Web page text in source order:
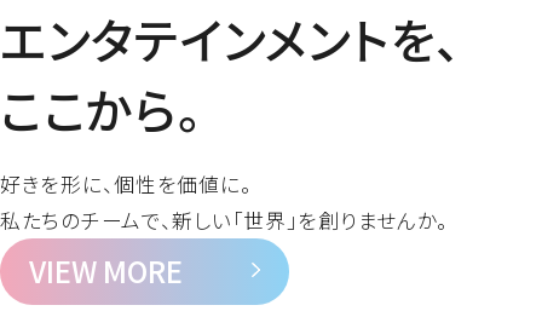
エンタテインメントを、
ここから。
好きを形に、個性を価値に。
私たちのチームで、新しい「世界」を創りませんか。
VIEW MORE